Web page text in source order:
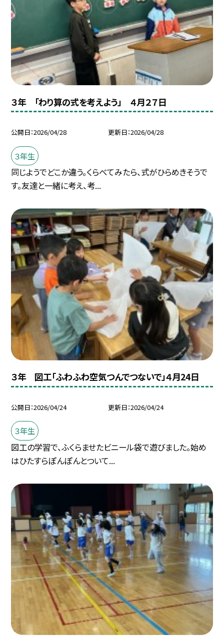
３年 「わり算の式を考えよう」 ４月２７日
公開日 2026/04/28 更新日 2026/04/28
３年生
同じようでどこか違う。くらべてみたら、式がひらめきそうで
す。友達と一緒に考え、考...
３年 図工「ふわふわ空気つんでつないで」４月24日
公開日 2026/04/24 更新日 2026/04/24
３年生
図工の学習で、ふくらませたビニール袋で遊びました。始め
はひたすらぽんぽんとついて...